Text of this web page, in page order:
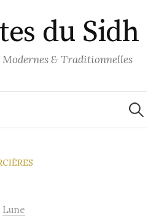
du Sidh
& Traditionnelles
Lune